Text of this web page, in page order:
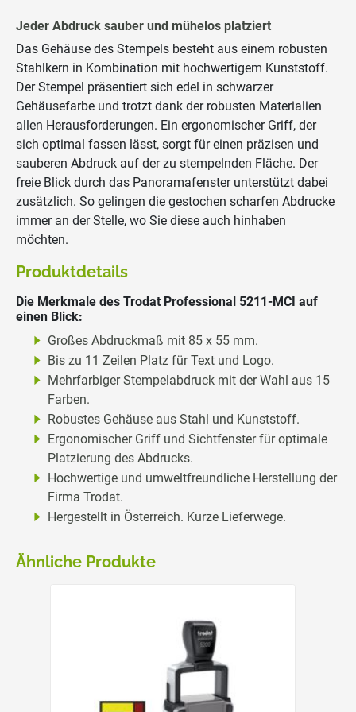
Jeder Abdruck sauber und mühelos platziert
Das Gehäuse des Stempels besteht aus einem robusten
Stahlkern in Kombination mit hochwertigem Kunststoff.
Der Stempel präsentiert sich edel in schwarzer
Gehäusefarbe und trotzt dank der robusten Materialien
allen Herausforderungen. Ein ergonomischer Griff, der
sich optimal fassen lässt, sorgt für einen präzisen und
sauberen Abdruck auf der zu stempelnden Fläche. Der
freie Blick durch das Panoramafenster unterstützt dabei
zusätzlich. So gelingen die gestochen scharfen Abdrucke
immer an der Stelle, wo Sie diese auch hinhaben
möchten.
Produktdetails
Die Merkmale des Trodat Professional 5211-MCI auf
einen Blick:
Großes Abdruckmaß mit 85 x 55 mm.
Bis zu 11 Zeilen Platz für Text und Logo.
Mehrfarbiger Stempelabdruck mit der Wahl aus 15
Farben.
Robustes Gehäuse aus Stahl und Kunststoff.
Ergonomischer Griff und Sichtfenster für optimale
Platzierung des Abdrucks.
Hochwertige und umweltfreundliche Herstellung der
Firma Trodat.
Hergestellt in Österreich. Kurze Lieferwege.
Ähnliche Produkte